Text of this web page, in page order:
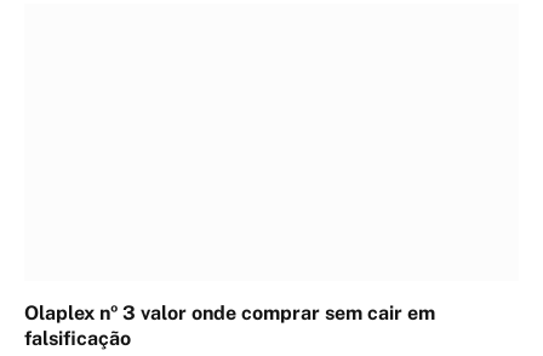
Olaplex nº 3 valor onde comprar sem cair em
falsificação